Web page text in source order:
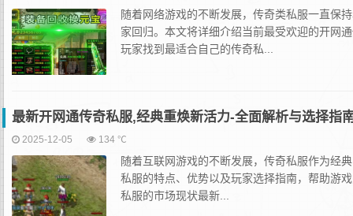
随着网络游戏的不断发展，传奇类私服一直保
家回归。本文将详细介绍当前最受欢迎的开网
玩家找到最适合自己的传奇私...
最新开网通传奇私服,经典重焕新活力-全面解析与选择指
2025-12-05 134 ℃
随着互联网游戏的不断发展，传奇私服作为经
私服的特点、优势以及玩家选择指南，帮助游
私服的市场现状最新...